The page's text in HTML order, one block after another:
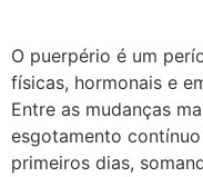
O puerpério é um
físicas, hormonais e
Entre as mudanças
esgotamento
primeiros dias,